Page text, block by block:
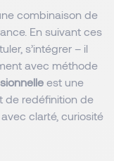
combinaison de
En suivant ces
s’intégrer – il
avec méthode
est une
de redéfinition de
clarté, curiosité